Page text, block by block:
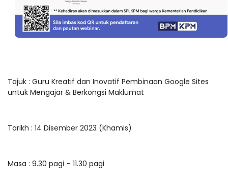
Tajuk : Guru Kreatif dan Inovatif Pembinaan Google Sites
untuk Mengajar & Berkongsi Maklumat
Tarikh : 14 Disember 2023 (Khamis)
Masa : 9.30 pagi – 11.30 pagi